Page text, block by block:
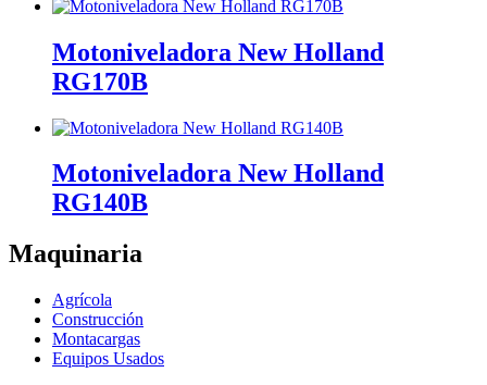
Motoniveladora New Holland
RG170B
Motoniveladora New Holland
RG140B
Maquinaria
Agrícola
Construcción
Montacargas
Equipos Usados